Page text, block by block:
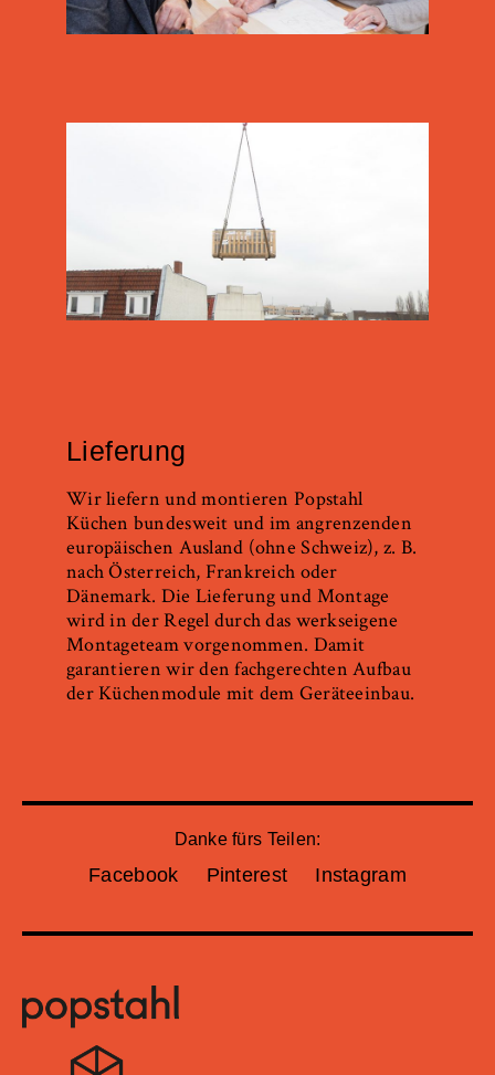
Lieferung
Wir liefern und montieren Popstahl
Küchen bundesweit und im angrenzenden
europäischen Ausland (ohne Schweiz), z. B.
nach Österreich, Frankreich oder
Dänemark. Die Lieferung und Montage
wird in der Regel durch das werkseigene
Montageteam vorgenommen. Damit
garantieren wir den fachgerechten Aufbau
der Küchenmodule mit dem Geräteeinbau.
Danke fürs Teilen:
Facebook Pinterest Instagram